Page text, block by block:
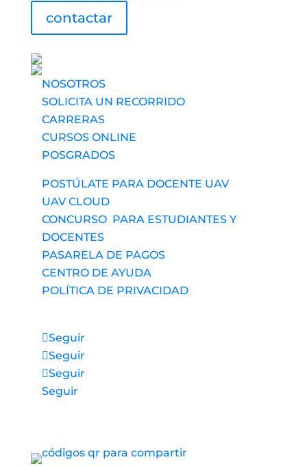
contactar
NOSOTROS
SOLICITA UN RECORRIDO
CARRERAS
CURSOS ONLINE
POSGRADOS
POSTÚLATE PARA DOCENTE UAV
UAV CLOUD
CONCURSO PARA ESTUDIANTES Y
DOCENTES
PASARELA DE PAGOS
CENTRO DE AYUDA
POLÍTICA DE PRIVACIDAD
Seguir
Seguir
Seguir
Seguir